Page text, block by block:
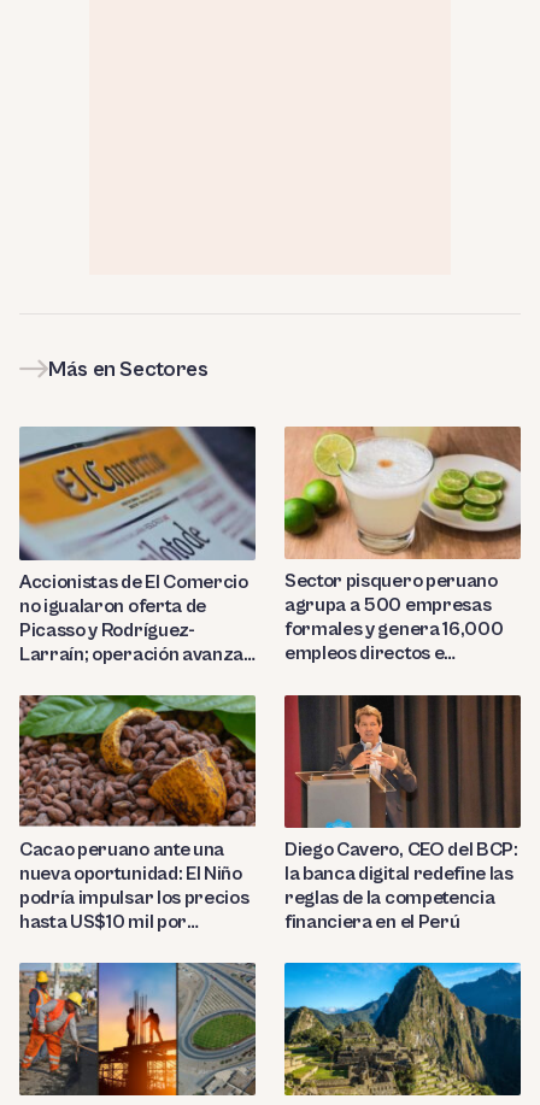
Más en Sectores
Accionistas de El Comercio
no igualaron oferta de
Picasso y Rodríguez-
Larraín; operación avanza
Sector pisquero peruano
agrupa a 500 empresas
formales y genera 16,000
empleos directos e
Cacao peruano ante una
nueva oportunidad: El Niño
podría impulsar los precios
hasta US$10 mil por
Diego Cavero, CEO del BCP:
la banca digital redefine las
reglas de la competencia
financiera en el Perú